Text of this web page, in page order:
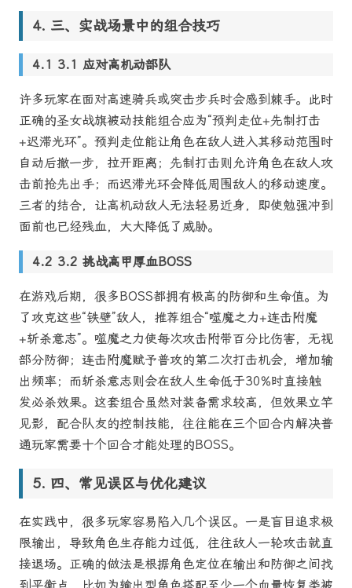
三、实战场景中的组合技巧
3.1 应对高机动部队
许多玩家在面对高速骑兵或突击步兵时会感到棘手。此时
正确的圣女战旗被动技能组合应为“预判走位+先制打击
+迟滞光环”。预判走位能让角色在敌人进入其移动范围时
自动后撤一步，拉开距离；先制打击则允许角色在敌人攻
击前抢先出手；而迟滞光环会降低周围敌人的移动速度。
三者的结合，让高机动敌人无法轻易近身，即使勉强冲到
面前也已经残血，大大降低了威胁。
3.2 挑战高甲厚血BOSS
在游戏后期，很多BOSS都拥有极高的防御和生命值。为
了攻克这些“铁壁”敌人，推荐组合“噬魔之力+连击附魔
+斩杀意志”。噬魔之力使每次攻击附带百分比伤害，无视
部分防御；连击附魔赋予普攻的第二次打击机会，增加输
出频率；而斩杀意志则会在敌人生命低于30%时直接触
发必杀效果。这套组合虽然对装备需求较高，但效果立竿
见影，配合队友的控制技能，往往能在三个回合内解决普
通玩家需要十个回合才能处理的BOSS。
四、常见误区与优化建议
在实践中，很多玩家容易陷入几个误区。一是盲目追求极
限输出，导致角色生存能力过低，往往敌人一轮攻击就直
接退场。正确的做法是根据角色定位在输出和防御之间找